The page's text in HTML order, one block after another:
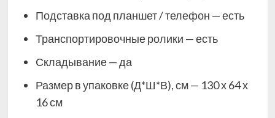
Подставка под планшет / телефон — есть
Транспортировочные ролики — есть
Складывание — да
Размер в упаковке (Д*Ш*В), см — 130 х 64 х
16 см